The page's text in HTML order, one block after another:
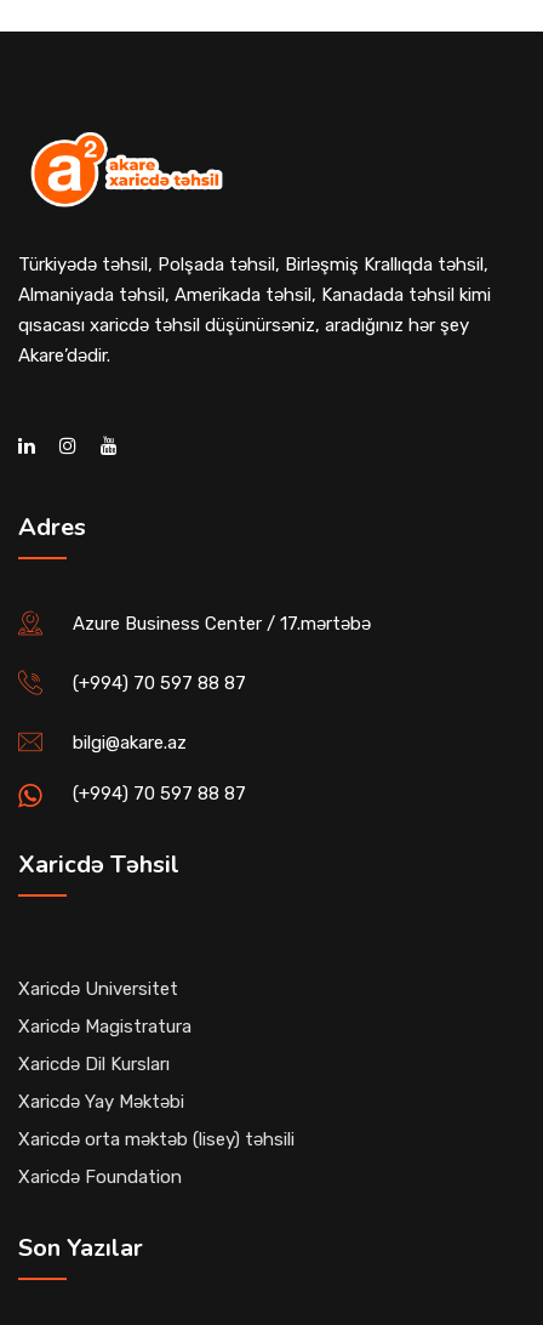
Türkiyədə təhsil, Polşada təhsil, Birləşmiş Krallıqda təhsil,
Almaniyada təhsil, Amerikada təhsil, Kanadada təhsil kimi
qısacası xaricdə təhsil düşünürsəniz, aradığınız hər şey
Akare’dədir.
Adres
Azure Business Center / 17.mərtəbə
(+994) 70 597 88 87
bilgi@akare.az
(+994) 70 597 88 87
Xaricdə Təhsil
Xaricdə Universitet
Xaricdə Magistratura
Xaricdə Dil Kursları
Xaricdə Yay Məktəbi
Xaricdə orta məktəb (lisey) təhsili
Xaricdə Foundation
Son Yazılar